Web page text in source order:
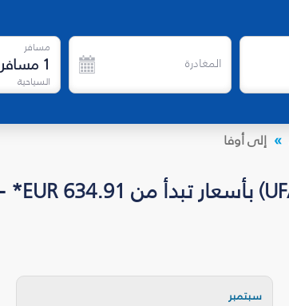
المغادرة
مسافر
1 مسافر
السياحية
إلى أوفا
سبتمبر